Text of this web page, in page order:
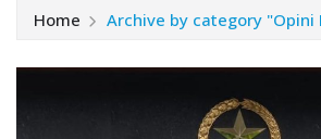
Home Archive by category "Opini